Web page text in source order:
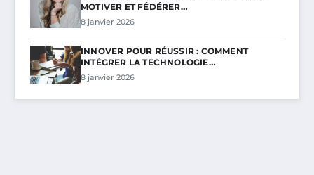
MOTIVER ET FÉDÉRER…
8 janvier 2026
INNOVER POUR RÉUSSIR : COMMENT
INTÉGRER LA TECHNOLOGIE…
8 janvier 2026